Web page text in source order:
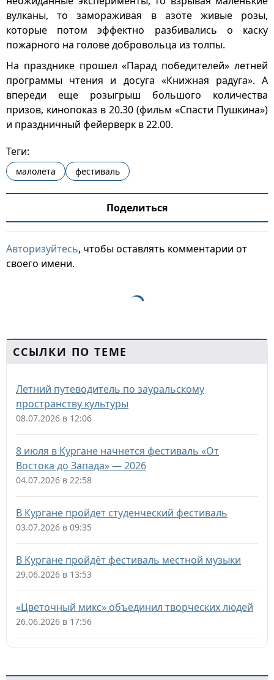
вулканы, то замораживая в азоте живые розы,
которые потом эффектно разбивались о каску
пожарного на голове добровольца из толпы.
На празднике прошел «Парад победителей» летней
программы чтения и досуга «Книжная радуга». А
впереди еще розыгрыш большого количества
призов, кинопоказ в 20.30 (фильм «Спасти Пушкина»)
и праздничный фейерверк в 22.00.
Теги:
малолета фестиваль
Поделиться
Авторизуйтесь, чтобы оставлять комментарии от
своего имени.
ССЫЛКИ ПО ТЕМЕ
Летний путеводитель по зауральскому
пространству культуры
08.07.2026 в 12:06
8 июля в Кургане начнется фестиваль «От
Востока до Запада» — 2026
04.07.2026 в 22:58
В Кургане пройдет студенческий фестиваль
03.07.2026 в 09:35
В Кургане пройдёт фестиваль местной музыки
29.06.2026 в 13:53
«Цветочный микс» объединил творческих людей
26.06.2026 в 17:56